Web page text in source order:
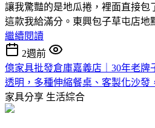
讓我驚豔的是地瓜捲，裡面直接包
這款我給滿分。東興包子草屯店地
繼續閱讀
2週前
億家具批發倉庫嘉義店｜30年老
透明，多種伸縮餐桌、客製化沙發
家具分享 生活綜合